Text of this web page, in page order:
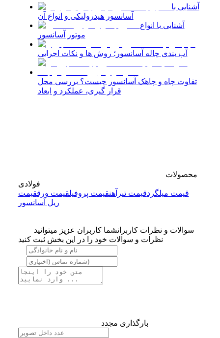
آشنایی با
آسانسور هیدرولیکی و انواع آن
آشنایی با انواع
موتور آسانسور
آب بندی چاله آسانسور؛ روش ها و نکات اجرایی
تفاوت چاه و چاهک آسانسور چیست؟ بررسی محل
قرار گیری، عملکرد و ابعاد
محصولات
فولادی
قیمت میلگردقیمت تیرآهنقیمت پروفیلقیمت ورققیمت
ریل آسانسور
سوالات و نظرات کاربرانشما کاربران عزیز میتوانید
نظرات و سوالات خود را در این بخش ثبت کنید
بارگذاری مجدد